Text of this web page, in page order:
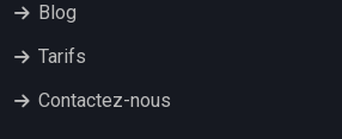
Blog
Tarifs
Contactez-nous